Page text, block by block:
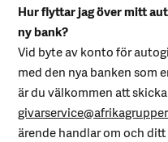
Hur flyttar jag över mitt
ny bank?
Vid byte av konto för
med den nya banken som
är du välkommen att
ärende handlar om och